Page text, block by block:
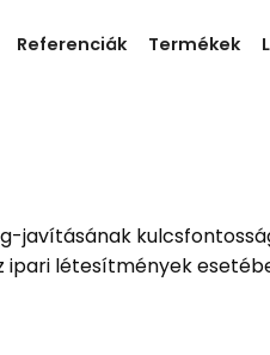
Referenciák Termékek
javításának
ipari létesítmények